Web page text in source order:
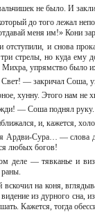
не было. И
до того лежал
меня им!» Кони
отступили, и снова
стрелы, но куда ему
упрямство было
— закричал Соша,
хунну. Этого нам не
— Соша поднял
и, кажется,
Ардви-Сура… — слова
любых богов!
деле — тявканье и
раны.
на коня,
из дурного сна,
Кажется, тогда